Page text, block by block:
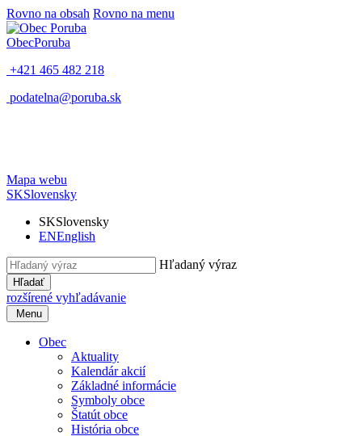
Rovno na obsah Rovno na menu
ObecPoruba
+421 465 482 218
podatelna@poruba.sk
Mapa webu
SKSlovensky
SKSlovensky
ENEnglish
Hľadaný výraz
Hľadať
rozšírené vyhľadávanie
Menu
Obec
Aktuality
Kalendár akcií
Základné informácie
Symboly obce
Štatút obce
História obce